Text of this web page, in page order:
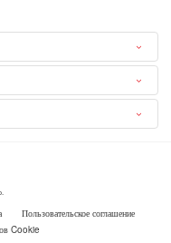
Пользовательское соглашение
Cookie